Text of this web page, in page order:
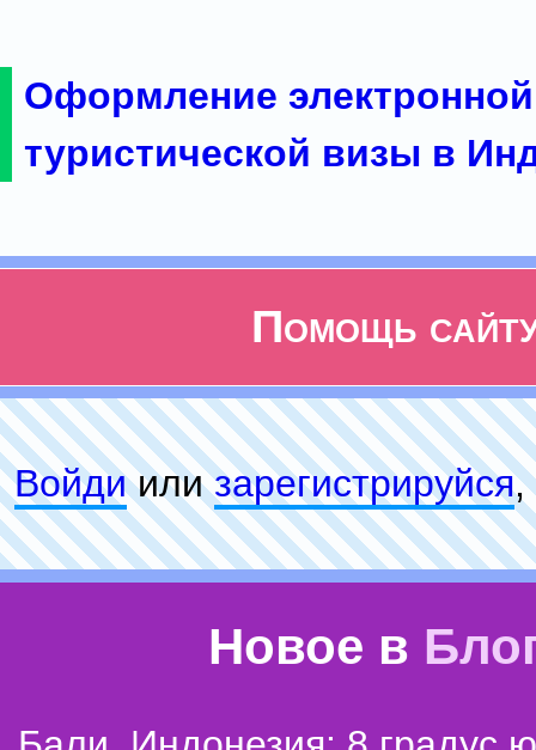
Оформление электронной
туристической визы в
Помощь
Войдиилизарeгиcтpируйся,
Новое в